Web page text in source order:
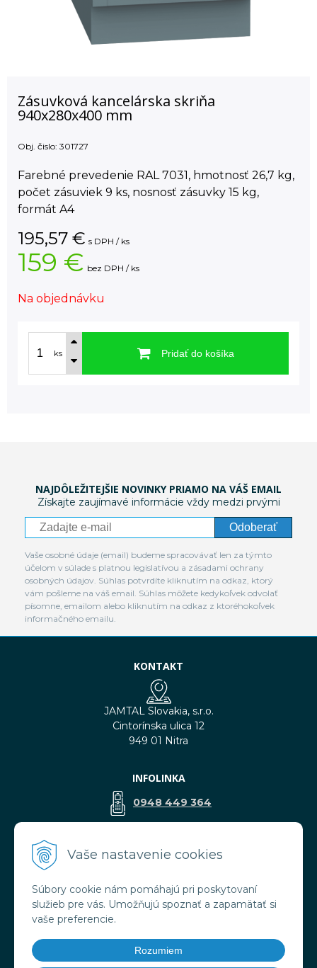
Vaše nastavenie cookies
Súbory cookie nám pomáhajú pri poskytovaní
služieb pre vás. Umožňujú spoznať a zapamätať si
vaše preferencie.
Rozumiem
Zásuvková kancelárska skriňa
940x280x400 mm
Obj. čislo: 301727
Farebné prevedenie RAL 7031, hmotnosť 26,7 kg,
počet zásuviek 9 ks, nosnosť zásuvky 15 kg,
formát A4
195,57 € s DPH / ks
159 € bez DPH / ks
Na objednávku
ks Pridať do košíka
NAJDÔLEŽITEJŠIE NOVINKY PRIAMO NA VÁŠ EMAIL
Získajte zaujímavé informácie vždy medzi prvými
Odoberať
Vaše osobné údaje (email) budeme spracovávať len za týmto
účelom v súlade s platnou legislatívou a zásadami ochrany
osobných údajov. Súhlas potvrdíte kliknutím na odkaz, ktorý
vám pošleme na váš email. Súhlas môžete kedykoľvek odvolať
písomne, emailom alebo kliknutím na odkaz z ktoréhokoľvek
informačného emailu.
KONTAKT
JAMTAL Slovakia, s.r.o.
Cintorínska ulica 12
949 01 Nitra
INFOLINKA
0948 449 364
VŠETKO O NÁKUPE
Obchodné podmienky
Doprava a platba
Ochrana osobných údajov